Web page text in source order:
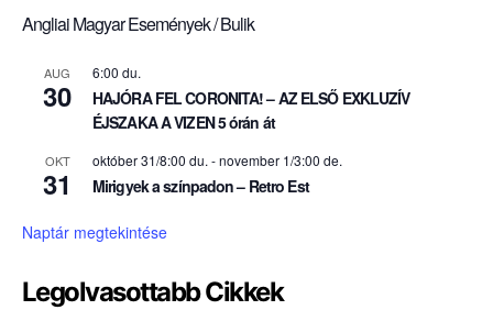
Angliai Magyar Események / Bulik
AUG
30
6:00 du.
HAJÓRA FEL CORONITA! – AZ ELSŐ EXKLUZÍV
ÉJSZAKA A VIZEN 5 órán át
OKT
31
október 31/8:00 du. -november 1/3:00 de.
Mirigyek a színpadon – Retro Est
Naptár megtekintése
Legolvasottabb Cikkek